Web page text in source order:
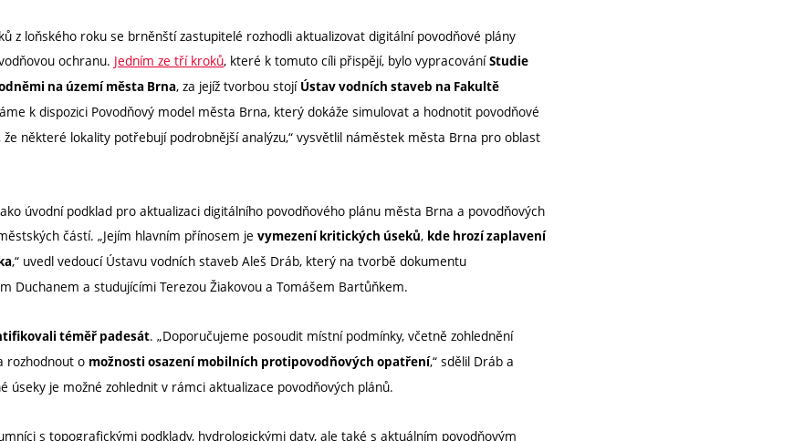
z loňského roku se brněnští zastupitelé rozhodli aktualizovat digitální povodňové plány
ochranu. Jedním ze tří kroků, které k tomuto cíli přispějí, bylo vypracováníStudie
na území města Brna, za jejíž tvorbou stojí Ústav vodních staveb na Fakultě
k dispozici Povodňový model města Brna, který dokáže simulovat a hodnotit povodňové
že některé lokality potřebují podrobnější analýzu,“ vysvětlil náměstek města Brna pro oblast
úvodní podklad pro aktualizaci digitálního povodňového plánu města Brna a povodňových
částí. „Jejím hlavním přínosem je vymezení kritických úseků, kde hrozí zaplavení
,“ uvedl vedoucí Ústavu vodních staveb Aleš Dráb, který na tvorbě dokumentu
Duchanem a studujícími Terezou Žiakovou a Tomášem Bartůňkem.
téměř padesát. „Doporučujeme posoudit místní podmínky, včetně zohlednění
rozhodnout o možnosti osazení mobilních protipovodňových opatření,“ sdělil Dráb a
úseky je možné zohlednit v rámci aktualizace povodňových plánů.
s topografickými podklady, hydrologickými daty, ale také s aktuálním povodňovým